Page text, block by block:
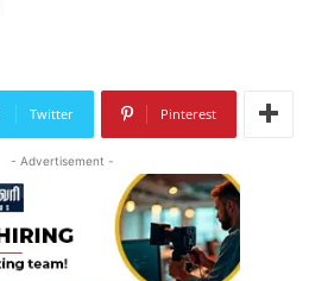
Twitter Pinterest
- Advertisement -